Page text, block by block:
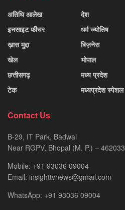
अतिथि आलेख
इनसाइट फीचर
ख़ास मुद्दा
खेल
छत्तीसगढ़
टेक
देश
धर्म ज्योतिष
बिज़नेस
भोपाल
मध्य प्रदेश
मध्यप्रदेश स्पेशल
Contact Us
B-29, IT Park, Badwai
Near RGPV, Bhopal (M. P.) – 462033
Mobile: +91 93036 09004
Email: insighttvnews@gmail.com
WhatsApp: +91 93036 09004